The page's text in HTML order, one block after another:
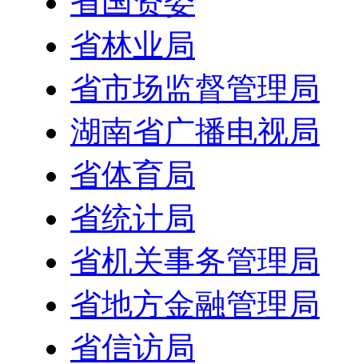
省林业局
省市场监督管理局
湖南省广播电视局
省体育局
省统计局
省机关事务管理局
省地方金融管理局
省信访局